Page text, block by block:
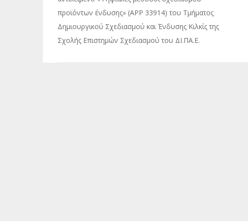
προϊόντων ένδυσης» (APP 33914) του Τμήματος
Δημιουργικού Σχεδιασμού και Ένδυσης Κιλκίς της
Σχολής Επιστημών Σχεδιασμού του ΔΙ.ΠΑ.Ε.